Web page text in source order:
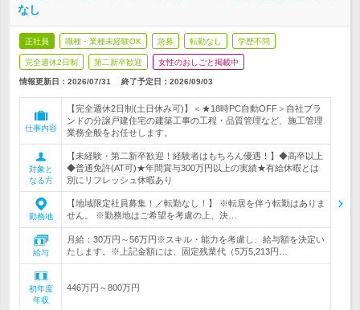
なし
正社員 職種・業種未経験OK 急募 転勤なし 学歴不問
完全週休2日制 第二新卒歓迎 女性のおしごと掲載中
情報更新日：2026/07/31 終了予定日： 2026/09/03
仕事内容
【完全週休2日制(土日休み可)】＜★18時PC自動OFF＞自社ブラ
ンドの分譲戸建住宅の建築工事の工程・品質管理など、施工管理
業務全般をお任せします。
対象と
なる方
【未経験・第二新卒歓迎！経験者はもちろん優遇！】◆高卒以上
◆普通免許(AT可)★年間賞与300万円以上の実績★有給休暇とは
別にリフレッシュ休暇あり
勤務地
【地域限定社員募集！／転勤なし！】 ※転居を伴う転勤はありま
せん。 ※勤務地はご希望を考慮の上、決…
給与
月給：30万円～56万円※スキル・能力を考慮し、給与額を決定い
たします。※上記金額には、固定残業代（5万5,213円…
初年度
年収
446万円～800万円